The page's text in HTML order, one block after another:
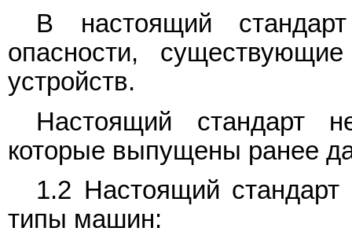
В настоящий
опасности,
устройств.
Настоящий стандарт
которые выпущены ранее
1.2 Настоящий
типы машин: